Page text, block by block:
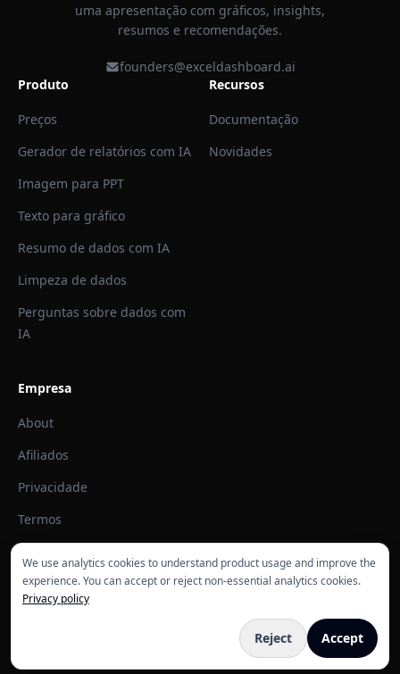
uma apresentação com gráficos, insights,
resumos e recomendações.
founders@exceldashboard.ai
Produto
Preços
Gerador de relatórios com IA
Imagem para PPT
Texto para gráfico
Resumo de dados com IA
Limpeza de dados
Perguntas sobre dados com
IA
Recursos
Documentação
Novidades
Empresa
About
Afiliados
Privacidade
Termos
We use analytics cookies to understand product usage and improve the
experience. You can accept or reject non-essential analytics cookies.
Privacy policy
Reject Accept